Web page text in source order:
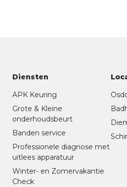
Diensten
APK Keuring
Grote & Kleine
onderhoudsbeurt
Banden service
Professionele diagnose met
uitlees apparatuur
Winter- en Zomervakantie
Check